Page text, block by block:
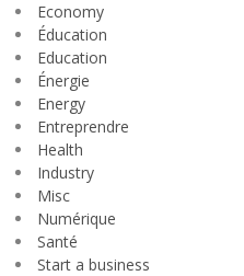
Economy
Éducation
Education
Énergie
Energy
Entreprendre
Health
Industry
Misc
Numérique
Santé
Start a business